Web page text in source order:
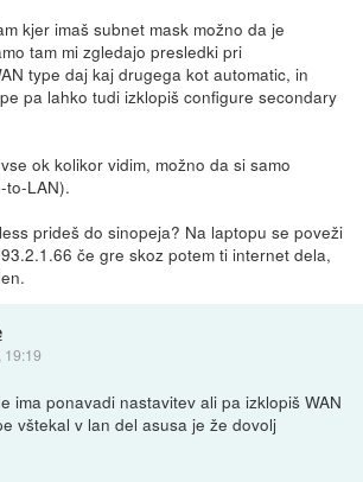
kjer imaš subnet mask možno da je
tam mi zgledajo presledki pri
type daj kaj drugega kot automatic, in
pa lahko tudi izklopiš configure secondary
ok kolikor vidim, možno da si samo
to-LAN).
prideš do sinopeja? Na laptopu se poveži
če gre skoz potem ti internet dela,
19:19
ima ponavadi nastavitev ali pa izklopiš WAN
vštekal v lan del asusa je že dovolj